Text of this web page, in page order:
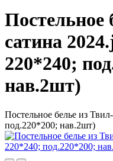
Постельное
сатина
220*240;
нав.2шт)
Постельное белье из
под.220*200; нав.2шт)